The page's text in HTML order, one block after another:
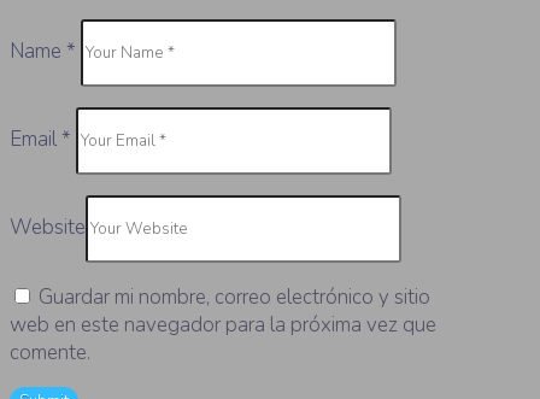
Name *
Email*
Website
Guardar mi nombre, correo electrónico y sitio
web en este navegador para la próxima vez que
comente.